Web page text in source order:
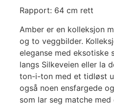
Rapport: 64 cm rett
Amber er en kolleksjon
og to veggbilder.
eleganse med eksotiske
langs Silkeveien eller la
ton-i-ton med et tidløst
også noen ensfargede
som lar seg matche